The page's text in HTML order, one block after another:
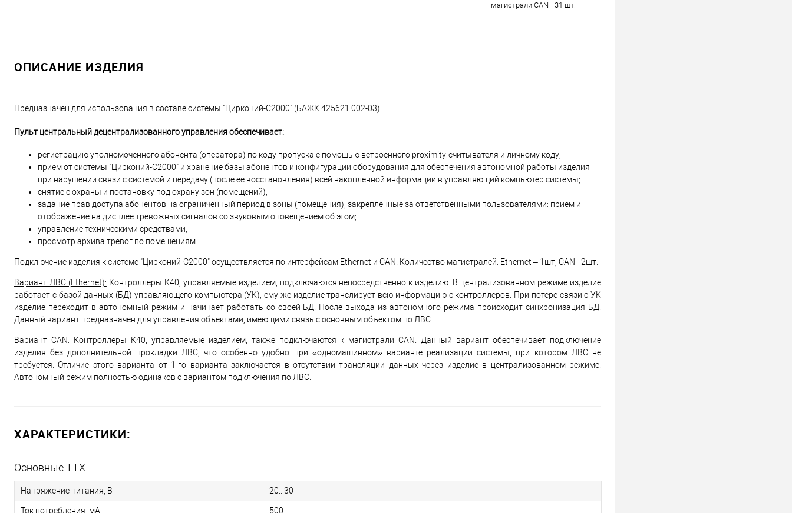
магистрали СAN - 31 шт.
ОПИСАНИЕ ИЗДЕЛИЯ
Предназначен для использования в составе системы "Цирконий-С2000" (БАЖК.425621.002-03).
Пульт центральный децентрализованного управления обеспечивает:
регистрацию уполномоченного абонента (оператора) по коду пропуска с помощью встроенного proximity-считывателя и личному коду;
прием от системы "Цирконий-С2000" и хранение базы абонентов и конфигурации оборудования для обеспечения автономной работы изделия
при нарушении связи с системой и передачу (после ее восстановления) всей накопленной информации в управляющий компьютер системы;
снятие с охраны и постановку под охрану зон (помещений);
задание прав доступа абонентов на ограниченный период в зоны (помещения), закрепленные за ответственными пользователями: прием и
отображение на дисплее тревожных сигналов со звуковым оповещением об этом;
управление техническими средствами;
просмотр архива тревог по помещениям.
Подключение изделия к системе "Цирконий-С2000" осуществляется по интерфейсам Ethernet и CAN. Количество магистралей: Ethernet – 1шт; CAN - 2шт.
Вариант ЛВС (Ethernet): Контроллеры К40, управляемые изделием, подключаются непосредственно к изделию. В централизованном режиме изделие
работает с базой данных (БД) управляющего компьютера (УК), ему же изделие транслирует всю информацию с контроллеров. При потере связи с УК
изделие переходит в автономный режим и начинает работать со своей БД. После выхода из автономного режима происходит синхронизация БД.
Данный вариант предназначен для управления объектами, имеющими связь с основным объектом по ЛВС.
Вариант CAN: Контроллеры К40, управляемые изделием, также подключаются к магистрали CAN. Данный вариант обеспечивает подключение
изделия без дополнительной прокладки ЛВС, что особенно удобно при «одномашинном» варианте реализации системы, при котором ЛВС не
требуется. Отличие этого варианта от 1-го варианта заключается в отсутствии трансляции данных через изделие в централизованном режиме.
Автономный режим полностью одинаков с вариантом подключения по ЛВС.
ХАРАКТЕРИСТИКИ:
Основные ТТХ
Напряжение питания, В 20.. 30
Ток потребления, мА 500